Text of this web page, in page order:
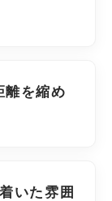
離を縮め
いた雰囲